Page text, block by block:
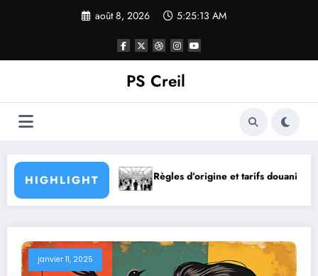
août 8, 2026 5:25:15 AM
PS Creil
HIGHLIGHT
Règles d’origine et tarifs douaniers Mission de
janvier 11, 2025